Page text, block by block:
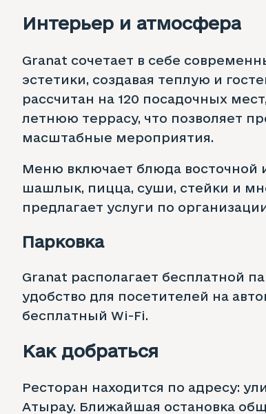
Интерьер и атмосфера
Granat сочетает в себе
эстетики, создавая теплую и
рассчитан на 120 посадочных
летнюю террасу, что позволяет
масштабные мероприятия.
Меню включает блюда восточной
шашлык, пицца, суши, стейки и
предлагает услуги по
Парковка
Granat располагает бесплатной
удобство для посетителей на
бесплатный Wi-Fi.
Как добраться
Ресторан находится по адресу:
Атырау. Ближайшая остановка